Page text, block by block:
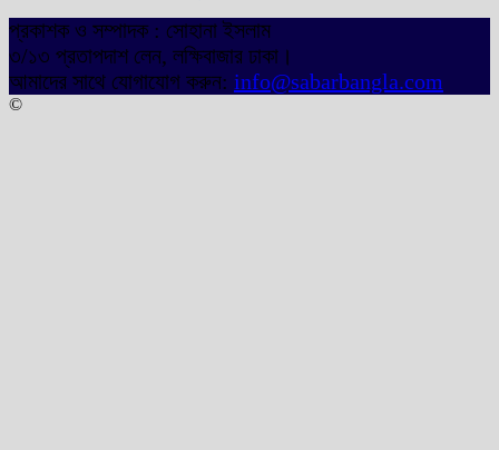
প্রকাশক ও সম্পাদক : সোহানা ইসলাম
৩/১৩ প্রতাপদাশ লেন, লক্ষিবাজার ঢাকা।
আমাদের সাথে যোগাযোগ করুন: info@sabarbangla.com
©